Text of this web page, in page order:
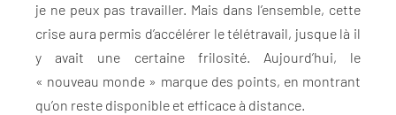
je ne peux pas travailler. Mais dans l’ensemble, cette
crise aura permis d’accélérer le télétravail, jusque là il
y avait une certaine frilosité. Aujourd’hui, le
« nouveau monde » marque des points, en montrant
qu’on reste disponible et efficace à distance.